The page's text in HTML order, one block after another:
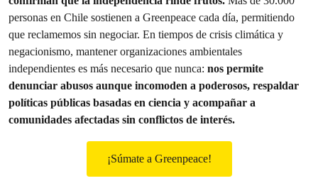
personas en Chile sostienen a Greenpeace cada día, permitiendo
que reclamemos sin negociar. En tiempos de crisis climática y
negacionismo, mantener organizaciones ambientales
independientes es más necesario que nunca: nos permite
denunciar abusos aunque incomoden a poderosos, respaldar
políticas públicas basadas en ciencia y acompañar a
comunidades afectadas sin conflictos de interés.
¡Súmate a Greenpeace!